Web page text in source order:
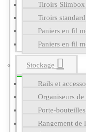
Tiroirs Slimbox
Tiroirs
Paniers en fil
Paniers en fil
Stockage
Rails et
Organiseurs
Porte-
Rangement de